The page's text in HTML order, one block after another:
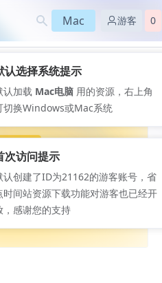
Mac 游客 0
ye_165
认选择系统提示
认加载 Mac电脑 用的资源，右上角
切换Windows或Mac系统
次访问提示
认创建了ID为21162的游客账号，省
时间站资源下载功能对游客也已经开
，感谢您的支持